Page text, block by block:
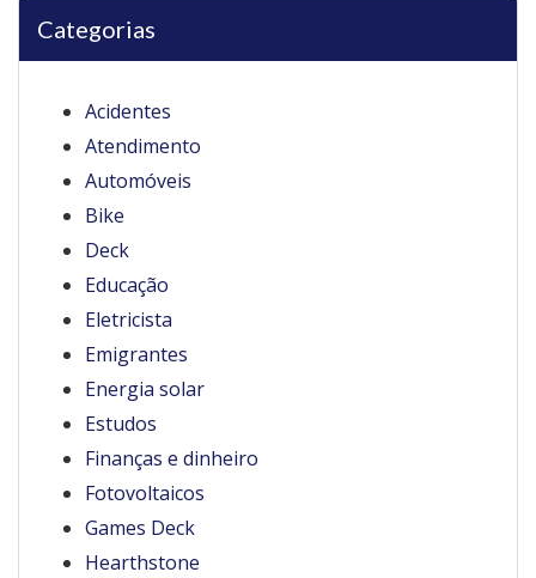
Categorias
Acidentes
Atendimento
Automóveis
Bike
Deck
Educação
Eletricista
Emigrantes
Energia solar
Estudos
Finanças e dinheiro
Fotovoltaicos
Games Deck
Hearthstone